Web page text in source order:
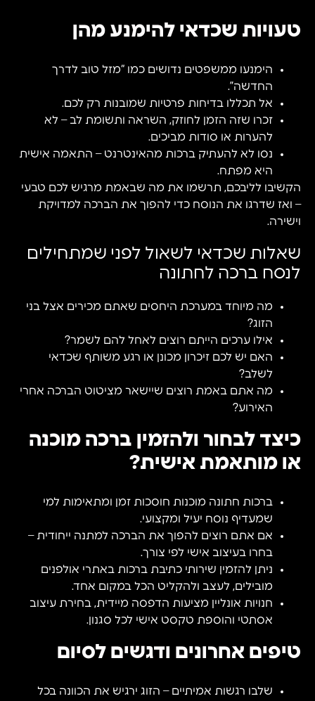
טעויות שכדאי להימנע מהן
הימנעו ממשפטים נדושים כמו “מזל טוב לדרך
החדשה”.
אל תכללו בדיחות פרטיות שמובנות רק לכם.
זכרו שזה הזמן לחוזק, השראה ותשומת לב – לא
להערות או סודות מביכים.
נסו לא להעתיק ברכות מהאינטרנט – התאמה אישית
היא מפתח.
הקשיבו לליבכם, תרשמו את מה שבאמת מרגיש לכם טבעי
– ואז שדרגו את הנוסח כדי להפוך את הברכה למדויקת
וישירה.
שאלות שכדאי לשאול לפני שמתחילים
לנסח ברכה לחתונה
מה מיוחד במערכת היחסים שאתם מכירים אצל בני
הזוג?
אילו ערכים הייתם רוצים לאחל להם לשמר?
האם יש לכם זיכרון מכונן או רגע משותף שכדאי
לשלב?
מה אתם באמת רוצים שיישאר מציטוט הברכה אחרי
האירוע?
כיצד לבחור ולהזמין ברכה מוכנה
או מותאמת אישית?
ברכות חתונה מוכנות חוסכות זמן ומתאימות למי
שמעדיף נוסח יעיל ומקצועי.
אם אתם רוצים להפוך את הברכה למתנה ייחודית –
בחרו בעיצוב אישי לפי צורך.
ניתן להזמין שירותי כתיבת ברכות באתרי אולפנים
מובילים, לעצב ולהקליט הכל במקום אחד.
חנויות אונליין מציעות הדפסה מיידית, בחירת עיצוב
אסתטי והוספת טקסט אישי לכל סגנון.
טיפים אחרונים ודגשים לסיום
שלבו רגשות אמיתיים – הזוג ירגיש את הכוונה בכל